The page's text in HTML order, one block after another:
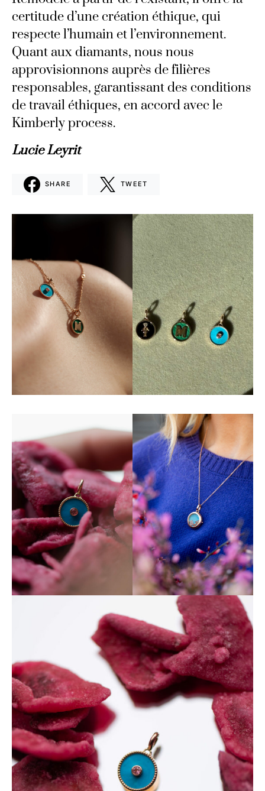
certitude d’une création éthique, qui
respecte l’humain et l’environnement.
Quant aux diamants, nous nous
approvisionnons auprès de filières
responsables, garantissant des conditions
de travail éthiques, en accord avec le
Kimberly process.
Lucie Leyrit
SHARE TWEET